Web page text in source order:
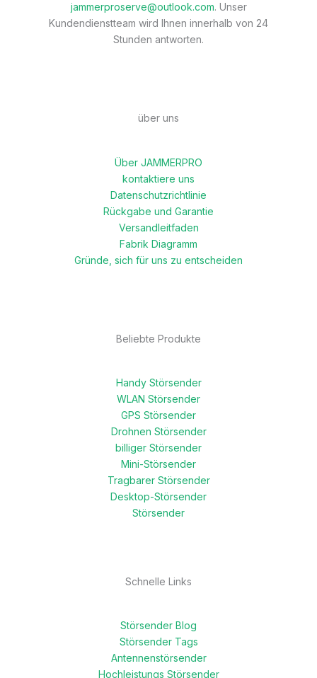
jammerproserve@outlook.com. Unser
Kundendienstteam wird Ihnen innerhalb von 24
Stunden antworten.
über uns
Über JAMMERPRO
kontaktiere uns
Datenschutzrichtlinie
Rückgabe und Garantie
Versandleitfaden
Fabrik Diagramm
Gründe, sich für uns zu entscheiden
Beliebte Produkte
Handy Störsender
WLAN Störsender
GPS Störsender
Drohnen Störsender
billiger Störsender
Mini-Störsender
Tragbarer Störsender
Desktop-Störsender
Störsender
Schnelle Links
Störsender Blog
Störsender Tags
Antennenstörsender
Hochleistungs Störsender